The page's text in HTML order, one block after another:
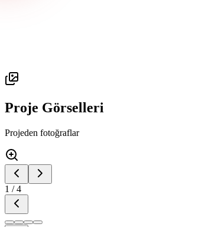
Proje Görselleri
Projeden fotoğraflar
1 /4